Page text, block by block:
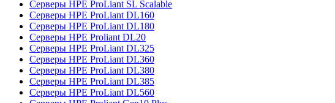
Серверы HPE ProLiant SL Scalable
Серверы HPE ProLiant DL160
Серверы HPE ProLiant DL180
Серверы HPE Proliant DL20
Серверы HPE ProLiant DL325
Серверы HPE ProLiant DL360
Серверы HPE ProLiant DL380
Серверы HPE ProLiant DL385
Серверы HPE ProLiant DL560